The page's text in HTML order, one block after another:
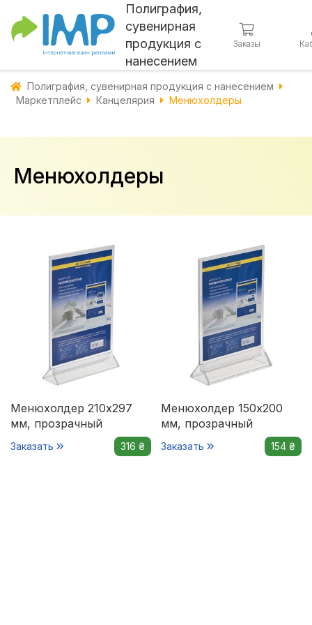
Полиграфия,
сувенирная
продукция с
нанесением
Заказы
Полиграфия, сувенирная продукция с нанесением
Маркетплейс
Канцелярия Менюхолдеры
Менюхолдеры
Менюхолдер 210х297
мм, прозрачный
Заказать 316 ₴
Менюхолдер 150х200
мм, прозрачный
Заказать 154 ₴